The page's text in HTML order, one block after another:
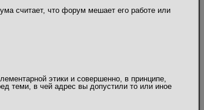
считает, что форум мешает его работе или
этики и совершенно, в принципе,
теми, в чей адрес вы допустили то или иное